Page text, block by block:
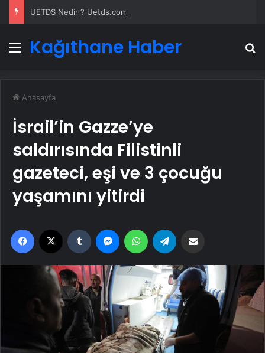
Menü
Kağıthane Haber
Anasayfa
İsrail’in Gazze’ye
saldırısında Filistinli
gazeteci, eşi ve 3 çocuğu
yaşamını yitirdi
Facebook Tumblr MessengerWhatsApp